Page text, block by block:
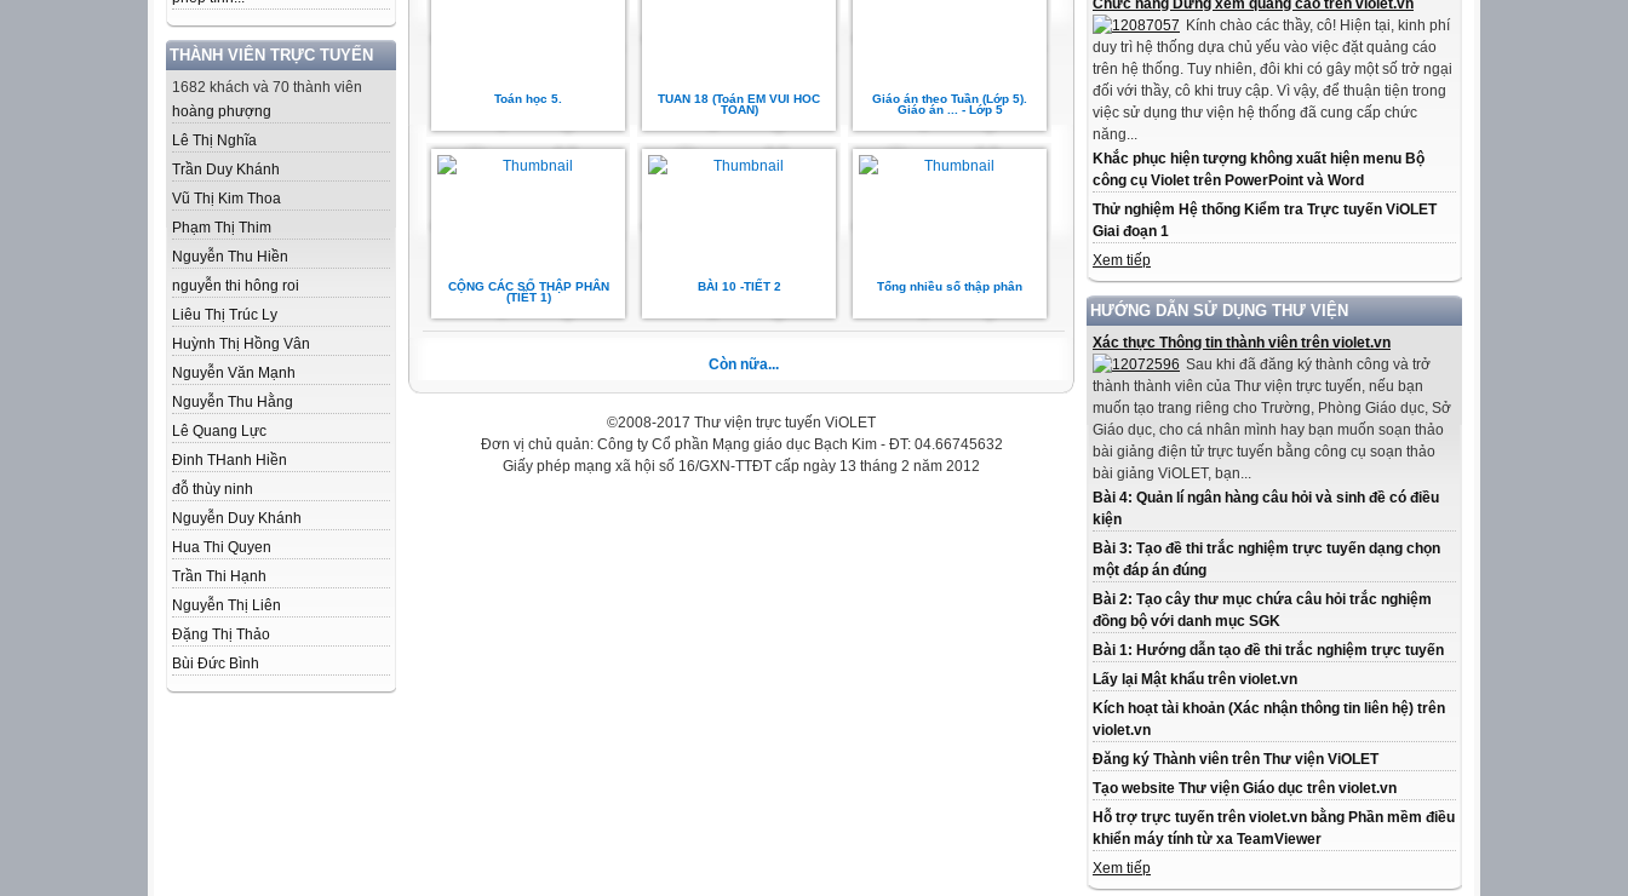
THÀNH VIÊN TRỰC TUYẾN
1682 khách và 70 thành viên
hoàng phượng
Lê Thị Nghĩa
Trần Duy Khánh
Vũ Thị Kim Thoa
Phạm Thị Thim
Nguyễn Thu Hiền
nguyễn thi hông roi
Liêu Thị Trúc Ly
Huỳnh Thị Hồng Vân
Nguyễn Văn Mạnh
Nguyễn Thu Hằng
Lê Quang Lực
Đinh THanh Hiền
đỗ thùy ninh
Nguyễn Duy Khánh
Hua Thi Quyen
Trần Thi Hạnh
Nguyễn Thị Liên
Đặng Thị Thảo
Bùi Đức Bình
Chức năng Dừng xem quảng cáo trên violet.vn
Kính chào các thầy, cô! Hiện tại, kinh phí
duy trì hệ thống dựa chủ yếu vào việc đặt quảng cáo
trên hệ thống. Tuy nhiên, đôi khi có gây một số trở ngại
đối với thầy, cô khi truy cập. Vì vậy, để thuận tiện trong
việc sử dụng thư viện hệ thống đã cung cấp chức
năng...
Khắc phục hiện tượng không xuất hiện menu Bộ
công cụ Violet trên PowerPoint và Word
Thử nghiệm Hệ thống Kiểm tra Trực tuyến ViOLET
Giai đoạn 1
Xem tiếp
HƯỚNG DẪN SỬ DỤNG THƯ VIỆN
Xác thực Thông tin thành viên trên violet.vn
Sau khi đã đăng ký thành công và trở
thành thành viên của Thư viện trực tuyến, nếu bạn
muốn tạo trang riêng cho Trường, Phòng Giáo dục, Sở
Giáo dục, cho cá nhân mình hay bạn muốn soạn thảo
bài giảng điện tử trực tuyến bằng công cụ soạn thảo
bài giảng ViOLET, bạn...
Bài 4: Quản lí ngân hàng câu hỏi và sinh đề có điều
kiện
Bài 3: Tạo đề thi trắc nghiệm trực tuyến dạng chọn
một đáp án đúng
Bài 2: Tạo cây thư mục chứa câu hỏi trắc nghiệm
đồng bộ với danh mục SGK
Bài 1: Hướng dẫn tạo đề thi trắc nghiệm trực tuyến
Lấy lại Mật khẩu trên violet.vn
Kích hoạt tài khoản (Xác nhận thông tin liên hệ) trên
violet.vn
Đăng ký Thành viên trên Thư viện ViOLET
Tạo website Thư viện Giáo dục trên violet.vn
Hỗ trợ trực tuyến trên violet.vn bằng Phần mềm điều
khiển máy tính từ xa TeamViewer
Xem tiếp
Toán học 5.
TUAN 18 (Toán EM VUI HOC
TOAN)
Giáo án theo Tuần (Lớp 5).
Giáo án ... - Lớp 5
CỘNG CÁC SỐ THẬP PHÂN
(TIẾT 1)
BÀI 10 -TIẾT 2 Tổng nhiều số thập phân
Còn nữa...
©2008-2017 Thư viện trực tuyến ViOLET
Đơn vị chủ quản: Công ty Cổ phần Mạng giáo dục Bạch Kim - ĐT: 04.66745632
Giấy phép mạng xã hội số 16/GXN-TTĐT cấp ngày 13 tháng 2 năm 2012